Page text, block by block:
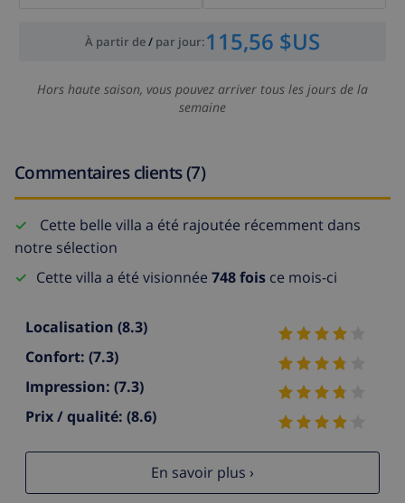
À partir de/ par jour:115,56 $US
Hors haute saison, vous pouvez arriver tous les jours de la
semaine
Commentaires clients (7)
Cette belle villa a été rajoutée récemment dans
notre sélection
Cette villa a été visionnée 748 fois ce mois-ci
Localisation (8.3)
Confort: (7.3)
Impression: (7.3)
Prix / qualité: (8.6)
En savoir plus ›